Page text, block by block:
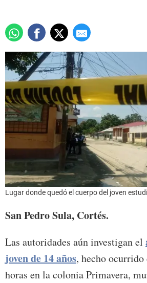
Lugar donde quedó el cuerpo del joven
San Pedro Sula, Cortés.
Las autoridades aún investigan el
joven de 14 años, hecho
horas en la colonia Primavera,